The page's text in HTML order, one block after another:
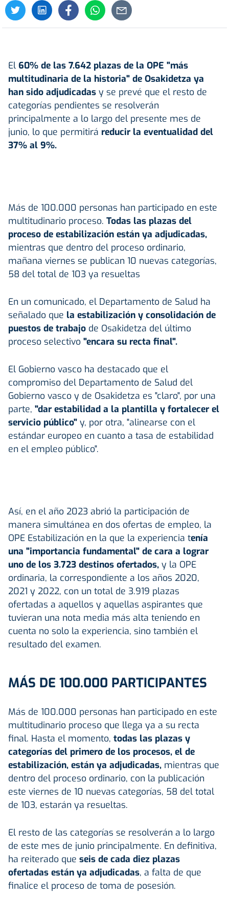
El 60% de las 7.642 plazas de la OPE "más
multitudinaria de la historia" de Osakidetza ya
han sido adjudicadas y se prevé que el resto de
categorías pendientes se resolverán
principalmente a lo largo del presente mes de
junio, lo que permitirá reducir la eventualidad del
37% al 9%.
Más de 100.000 personas han participado en este
multitudinario proceso. Todas las plazas del
proceso de estabilización están ya adjudicadas,
mientras que dentro del proceso ordinario,
mañana viernes se publican 10 nuevas categorías,
58 del total de 103 ya resueltas
En un comunicado, el Departamento de Salud ha
señalado que la estabilización y consolidación de
puestos de trabajo de Osakidetza del último
proceso selectivo "encara su recta final".
El Gobierno vasco ha destacado que el
compromiso del Departamento de Salud del
Gobierno vasco y de Osakidetza es "claro", por una
parte, "dar estabilidad a la plantilla y fortalecer el
servicio público" y, por otra, "alinearse con el
estándar europeo en cuanto a tasa de estabilidad
en el empleo público".
Así, en el año 2023 abrió la participación de
manera simultánea en dos ofertas de empleo, la
OPE Estabilización en la que la experiencia tenía
una "importancia fundamental" de cara a lograr
uno de los 3.723 destinos ofertados, y la OPE
ordinaria, la correspondiente a los años 2020,
2021 y 2022, con un total de 3.919 plazas
ofertadas a aquellos y aquellas aspirantes que
tuvieran una nota media más alta teniendo en
cuenta no solo la experiencia, sino también el
resultado del examen.
MÁS DE 100.000 PARTICIPANTES
Más de 100.000 personas han participado en este
multitudinario proceso que llega ya a su recta
final. Hasta el momento, todas las plazas y
categorías del primero de los procesos, el de
estabilización, están ya adjudicadas, mientras que
dentro del proceso ordinario, con la publicación
este viernes de 10 nuevas categorías, 58 del total
de 103, estarán ya resueltas.
El resto de las categorías se resolverán a lo largo
de este mes de junio principalmente. En definitiva,
ha reiterado que seis de cada diez plazas
ofertadas están ya adjudicadas, a falta de que
finalice el proceso de toma de posesión.